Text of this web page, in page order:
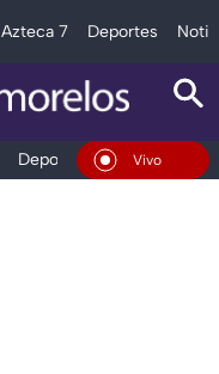
Azteca 7 Deportes
Deportes Espectáculos
En Vivo